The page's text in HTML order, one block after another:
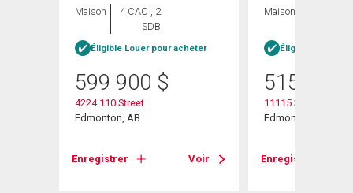
Maison
4 CAC , 2
SDB
Éligible Louer pour acheter
599 900 $
4224 110 Street
Edmonton, AB
Enregistrer Voir
Maison
Éligible Louer
515 000
11115 39a Avenue
Edmonton, AB
Enregistrer